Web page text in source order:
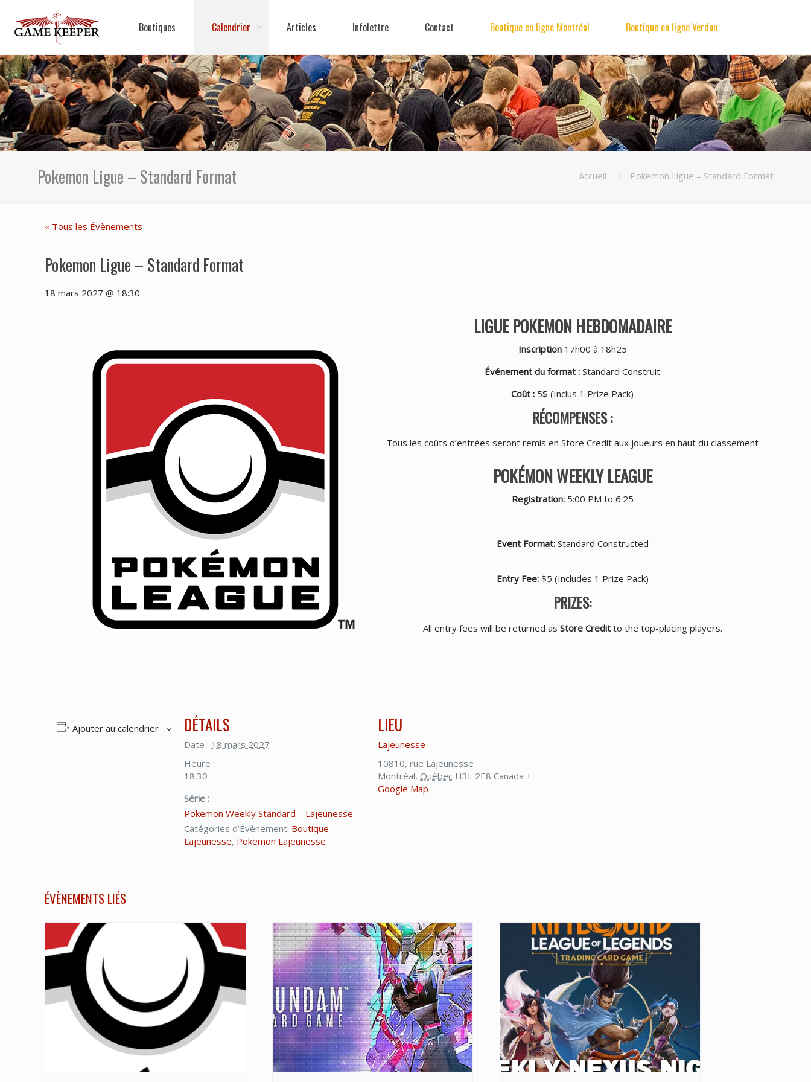
Boutiques Calendrier Articles Infolettre Contact Boutique en ligne Montréal Boutique en ligne Verdun
Pokemon Ligue – Standard Format Accueil Pokemon Ligue – Standard Format
« Tous les Évènements
Pokemon Ligue – Standard Format
18 mars 2027 @ 18:30
LIGUE POKÉMON HEBDOMADAIRE
Inscription 17h00 à 18h25
Événement du format :Standard Construit
Coût : 5$ (Inclus 1 Prize Pack)
RÉCOMPENSES :
Tous les coûts d’entrées seront remis en Store Credit aux joueurs en haut du classement
POKÉMON WEEKLY LEAGUE
Registration:5:00 PM to 6:25
Event Format:Standard Constructed
Entry Fee:$5 (Includes 1 Prize Pack)
PRIZES:
All entry fees will be returned as Store Creditto the top-placing players.
Ajouter au calendrier DÉTAILS
Date : 18 mars 2027
Heure :
18:30
Série :
Pokemon Weekly Standard – Lajeunesse
Catégories d’Évènement: Boutique
Lajeunesse, Pokemon Lajeunesse
LIEU
Lajeunesse
10810, rue Lajeunesse
Montréal, Québec H3L 2E8 Canada +
Google Map
ÉVÈNEMENTS LIÉS